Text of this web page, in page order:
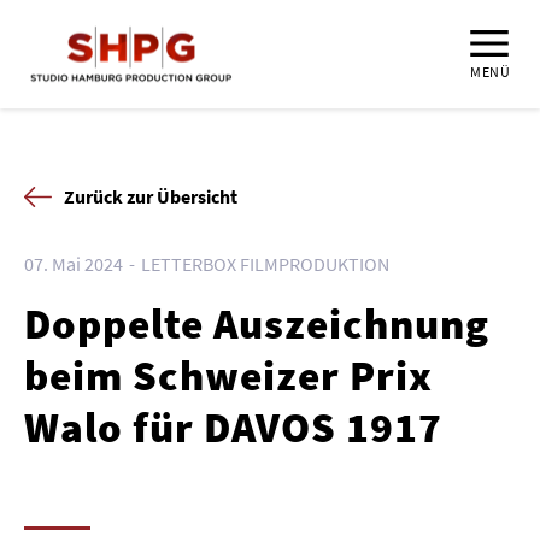
MENÜ
Zurück zur Übersicht
07. Mai 2024 LETTERBOX FILMPRODUKTION
Doppelte Auszeichnung
beim Schweizer Prix
Walo für DAVOS 1917